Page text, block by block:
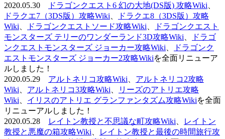
2020.05.30
ドラゴンクエスト6 幻の大地(DS版) 攻略Wiki
ドラクエ7（3DS版）攻略Wiki
ドラクエ8（3DS版）攻略
Wiki
ドラゴンクエストソード攻略Wiki
ドラゴンクエスト
モンスターズ テリーのワンダーランド3D攻略Wiki
ドラゴ
ンクエストモンスターズ ジョーカー攻略Wiki
ドラゴンク
エストモンスターズ ジョーカー2攻略Wikiを全面リニューア
ルしました！
2020.05.29 アルトネリコ攻略Wiki
アルトネリコ2攻略
Wiki
アルトネリコ3攻略Wiki
リーズのアトリエ攻略
Wiki
イリスのアトリエ グランファンタズム攻略Wikiを全面
リニューアルしました！
2020.05.28
レイトン教授と不思議な町攻略Wiki
レイトン
教授と悪魔の箱攻略Wiki
レイトン教授と最後の時間旅行攻